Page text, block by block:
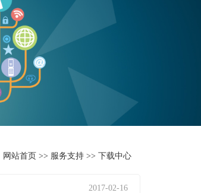
网站首页 >> 服务支持 >> 下载中心
2017-02-16